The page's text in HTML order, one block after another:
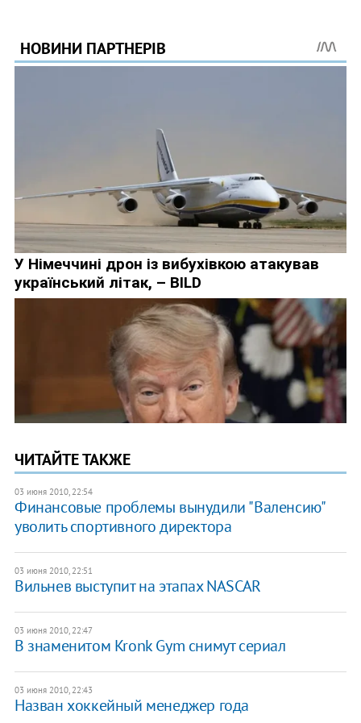
ЧИТАЙТЕ ТАКЖЕ
03 июня 2010, 22:54
Финансовые проблемы вынудили "Валенсию"
уволить спортивного директора
03 июня 2010, 22:51
Вильнев выступит на этапах NASCAR
03 июня 2010, 22:47
В знаменитом Kronk Gym снимут сериал
03 июня 2010, 22:43
Назван хоккейный менеджер года